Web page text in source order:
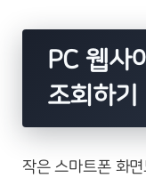
PC 웹사
조회하기
작은 스마트폰 화